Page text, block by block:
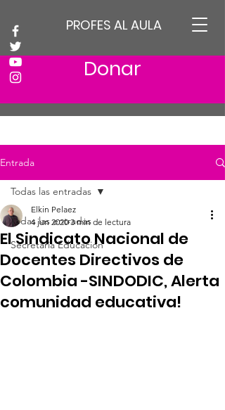
PROFES AL AULA
Donar
Entrada
Todas las entradas
Secretaria Educación
Todas las entradas
El Sindicato Nacional de
Docentes Directivos de
Colombia -SINDODIC, Alerta
comunidad educativa!
Elkin Pelaez
4 jun 2020 3 min de lectura